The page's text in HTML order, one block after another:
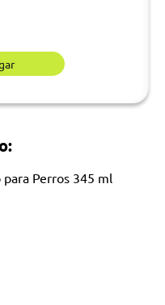
Perros 345 ml